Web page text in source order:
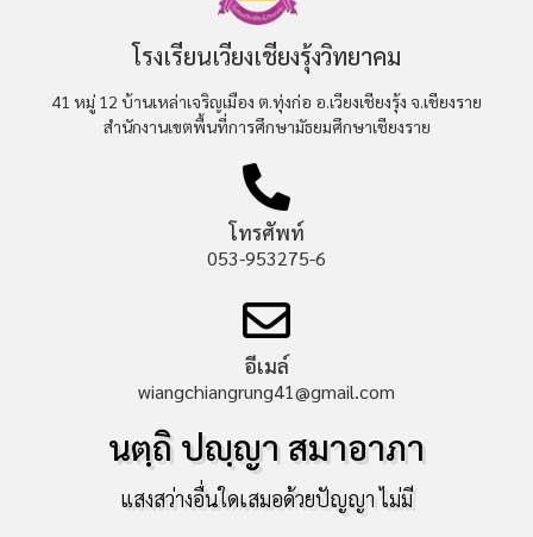
โรงเรียนเวียงเชียงรุ้งวิทยาคม
41 หมู่ 12 บ้านเหล่าเจริญเมือง ต.ทุ่งก่อ อ.เวียงเชียงรุ้ง จ.เชียงราย
สำนักงานเขตพื้นที่การศึกษามัธยมศึกษาเชียงราย
โทรศัพท์
053-953275-6
อีเมล์
wiangchiangrung41@gmail.com
นตฺถิ ปญฺญา สมาอาภา
แสงสว่างอื่นใดเสมอด้วยปัญญา ไม่มี